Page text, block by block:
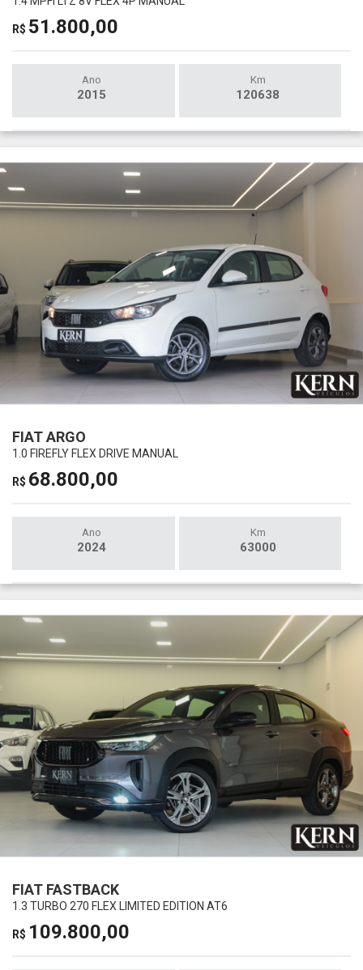
R$ 51.800,00
Ano
2015
Km
120638
FIAT ARGO
1.0 FIREFLY FLEX DRIVE MANUAL
R$ 68.800,00
Ano
2024
Km
63000
FIAT FASTBACK
1.3 TURBO 270 FLEX LIMITED EDITION AT6
R$ 109.800,00